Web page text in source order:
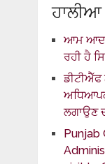
ਹਾਲੀਆ
ਆਮ
ਰਹੀ ਹੈ
ਲਗਾਉਣ
Punjab